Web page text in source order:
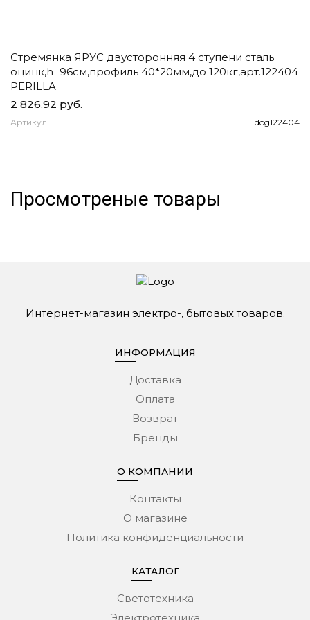
Стремянка ЯРУС двусторонняя 4 ступени сталь
оцинк,h=96см,профиль 40*20мм,до 120кг,арт.122404
PERILLA
2 826.92 руб.
Артикул dog122404
Просмотреные товары
Интернет-магазин электро-, бытовых товаров.
ИНФОРМАЦИЯ
Доставка
Оплата
Возврат
Бренды
О КОМПАНИИ
Контакты
О магазине
Политика конфиденциальности
КАТАЛОГ
Светотехника